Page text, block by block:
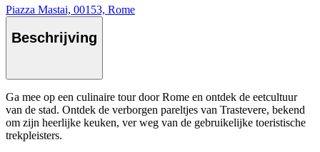
Piazza Mastai, 00153, Rome
Beschrijving
Ga mee op een culinaire tour door Rome en ontdek de eetcultuur
van de stad. Ontdek de verborgen pareltjes van Trastevere, bekend
om zijn heerlijke keuken, ver weg van de gebruikelijke toeristische
trekpleisters.